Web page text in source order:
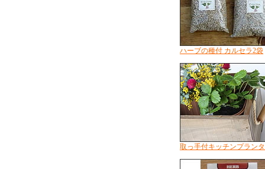
ハーブの種付 カルセラ2袋
取っ手付キッチンプラン